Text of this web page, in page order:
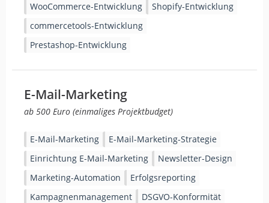
WooCommerce-Entwicklung
Shopify-Entwicklung
commercetools-Entwicklung
Prestashop-Entwicklung
E-Mail-Marketing
ab 500 Euro (einmaliges Projektbudget)
E-Mail-Marketing
E-Mail-Marketing-Strategie
Einrichtung E-Mail-Marketing
Newsletter-Design
Marketing-Automation
Erfolgsreporting
Kampagnenmanagement
DSGVO-Konformität